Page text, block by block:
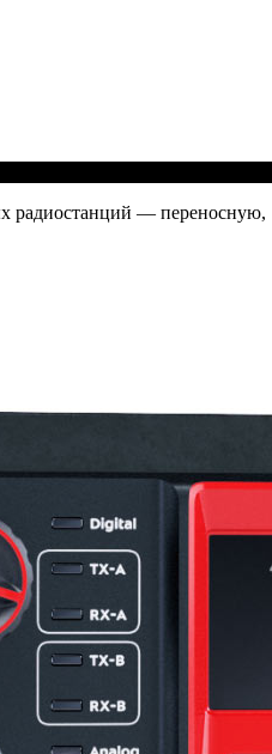
радиостанций — переносную,